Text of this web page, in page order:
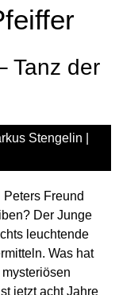
Tanz der
Stengelin
Freund
Der Junge
leuchtende
Was hat
jetzt acht Jahre